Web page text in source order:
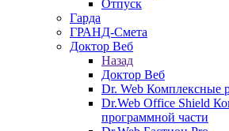
Отпуск
Гарда
ГРАНД-Смета
Доктор Веб
Назад
Доктор Веб
Dr. Web Комплексные
Dr.Web Office Shield
программной части